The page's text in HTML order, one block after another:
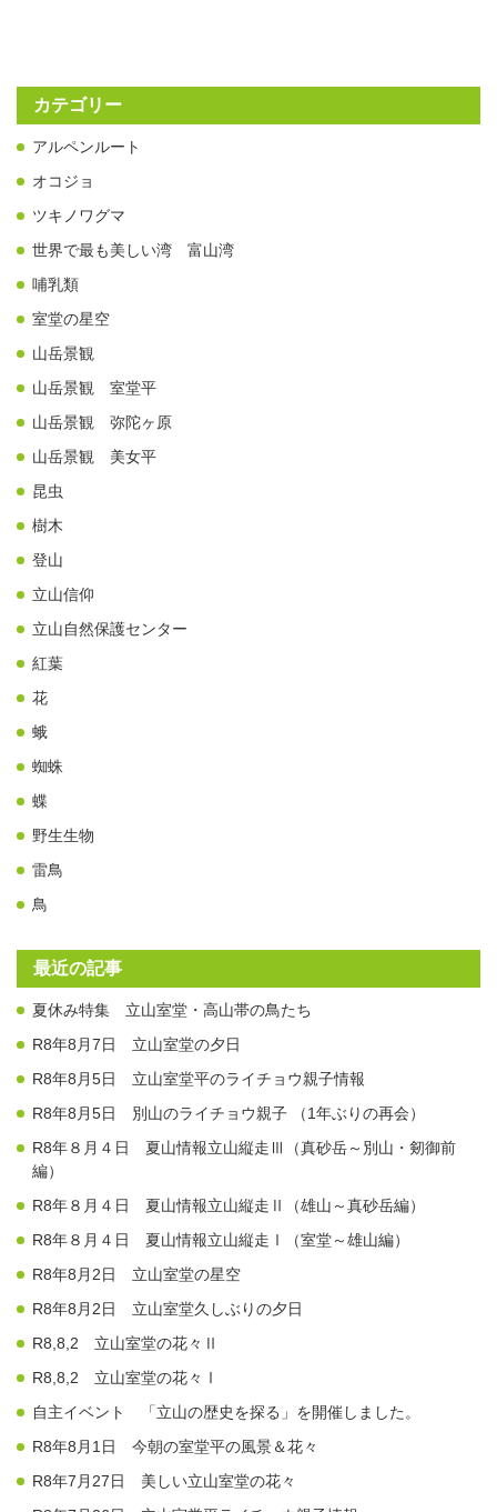
カテゴリー
アルペンルート
オコジョ
ツキノワグマ
世界で最も美しい湾 富山湾
哺乳類
室堂の星空
山岳景観
山岳景観 室堂平
山岳景観 弥陀ヶ原
山岳景観 美女平
昆虫
樹木
登山
立山信仰
立山自然保護センター
紅葉
花
蛾
蜘蛛
蝶
野生生物
雷鳥
鳥
最近の記事
夏休み特集 立山室堂・高山帯の鳥たち
R8年8月7日 立山室堂の夕日
R8年8月5日 立山室堂平のライチョウ親子情報
R8年8月5日 別山のライチョウ親子 （1年ぶりの再会）
R8年８月４日 夏山情報立山縦走Ⅲ（真砂岳～別山・剱御前
編）
R8年８月４日 夏山情報立山縦走Ⅱ（雄山～真砂岳編）
R8年８月４日 夏山情報立山縦走Ⅰ（室堂～雄山編）
R8年8月2日 立山室堂の星空
R8年8月2日 立山室堂久しぶりの夕日
R8,8,2 立山室堂の花々Ⅱ
R8,8,2 立山室堂の花々Ⅰ
自主イベント 「立山の歴史を探る」を開催しました。
R8年8月1日 今朝の室堂平の風景＆花々
R8年7月27日 美しい立山室堂の花々